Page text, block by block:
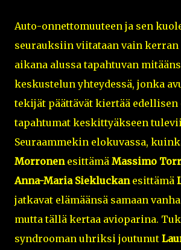
Auto-onnettomuuteen ja sen
seurauksiin viitataan vain kerran
aikana alussa tapahtuvan
keskustelun yhteydessä, jonka
tekijät päättävät kiertää edellisen
tapahtumat keskittyäkseen
Seuraammekin elokuvassa,
Morronen esittämä Massimo
Anna-Maria Siekluckanesittämä
jatkavat elämäänsä samaan
mutta tällä kertaa avioparina.
syndrooman uhriksi joutunut